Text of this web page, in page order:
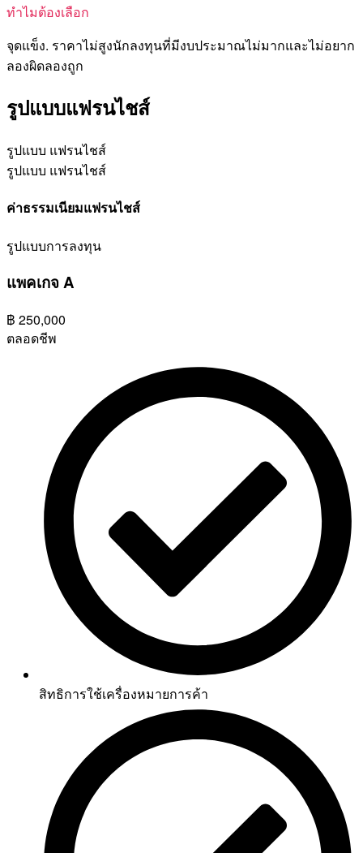
ทำไมต้องเลือก
จุดแข็ง. ราคาไม่สูงนักลงทุนที่มีงบประมาณไม่มากและไม่อยาก
ลองผิดลองถูก
รูปแบบแฟรนไชส์
รูปแบบ แฟรนไชส์
รูปแบบ แฟรนไชส์
ค่าธรรมเนียมแฟรนไชส์
รูปแบบการลงทุน
แพคเกจ A
฿ 250,000
ตลอดชีพ
สิทธิการใช้เครื่องหมายการค้า